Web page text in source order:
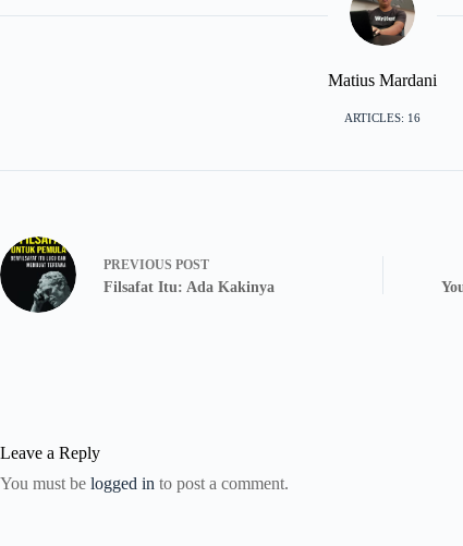
Matius Mardani
ARTICLES: 16
PREVIOUS POST
Filsafat Itu: Ada Kakinya
Leave a Reply
You must be logged in to post a comment.